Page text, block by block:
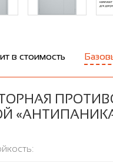
в стоимость